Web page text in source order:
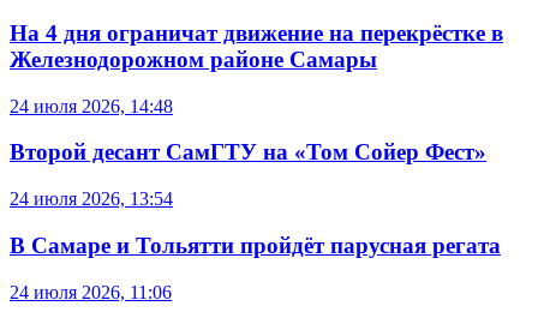
На 4 дня ограничат движение на перекрёстке в
Железнодорожном районе Самары
24 июля 2026, 14:48
Второй десант СамГТУ на «Том Сойер Фест»
24 июля 2026, 13:54
В Самаре и Тольятти пройдёт парусная регата
24 июля 2026, 11:06